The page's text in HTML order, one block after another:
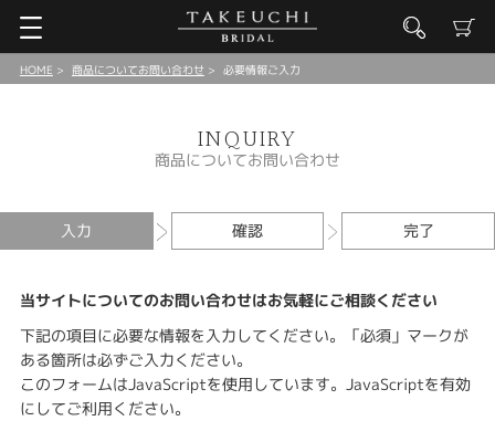
HOME 商品についてお問い合わせ 必要情報ご入力
INQUIRY
商品についてお問い合わせ
入力 確認 完了
当サイトについてのお問い合わせはお気軽にご相談ください
下記の項目に必要な情報を入力してください。「必須」マークが
ある箇所は必ずご入力ください。
このフォームはJavaScriptを使用しています。JavaScriptを有効
にしてご利用ください。